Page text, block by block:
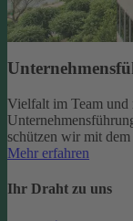
Vielfalt im Team und
schützen wir mit
Mehr erfahren
Ihr Draht zu uns